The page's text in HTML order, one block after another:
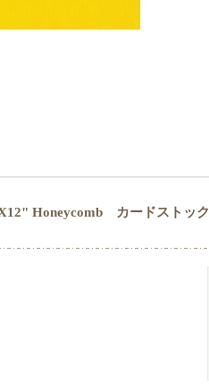
Honeycomb カードストック